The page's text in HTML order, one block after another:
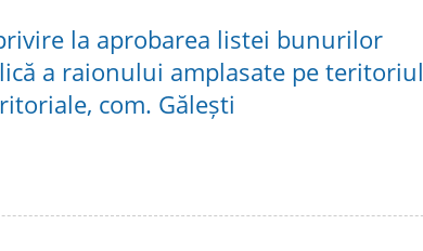
la aprobarea listei bunurilor
a raionului amplasate pe teritoriul
com. Gălești